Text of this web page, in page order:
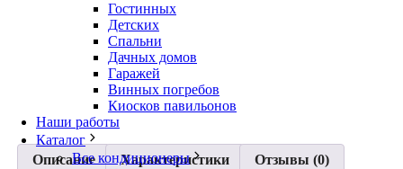
Гостинных
Детских
Спальни
Дачных домов
Гаражей
Винных погребов
Киосков павильонов
Наши работы
Каталог
Все кондиционеры
Описание Характеристики Отзывы (0)